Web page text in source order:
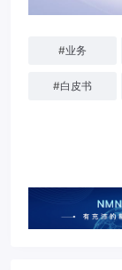
#业务
#白皮书